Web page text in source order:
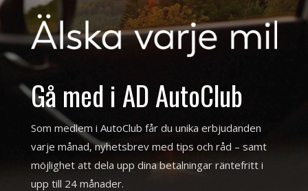
Gå med i AD AutoClub
Som medlem i AutoClub får du unika erbjudanden
varje månad, nyhetsbrev med tips och råd – samt
möjlighet att dela upp dina betalningar räntefritt i
upp till 24 månader.